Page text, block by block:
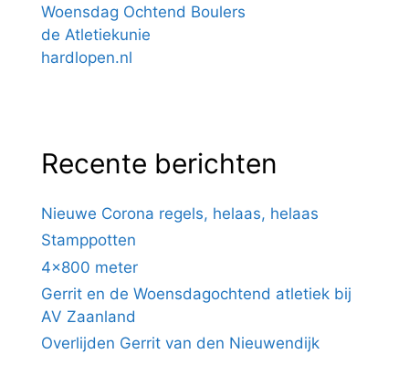
Woensdag Ochtend Boulers
de Atletiekunie
hardlopen.nl
Recente berichten
Nieuwe Corona regels, helaas, helaas
Stamppotten
4×800 meter
Gerrit en de Woensdagochtend atletiek bij
AV Zaanland
Overlijden Gerrit van den Nieuwendijk